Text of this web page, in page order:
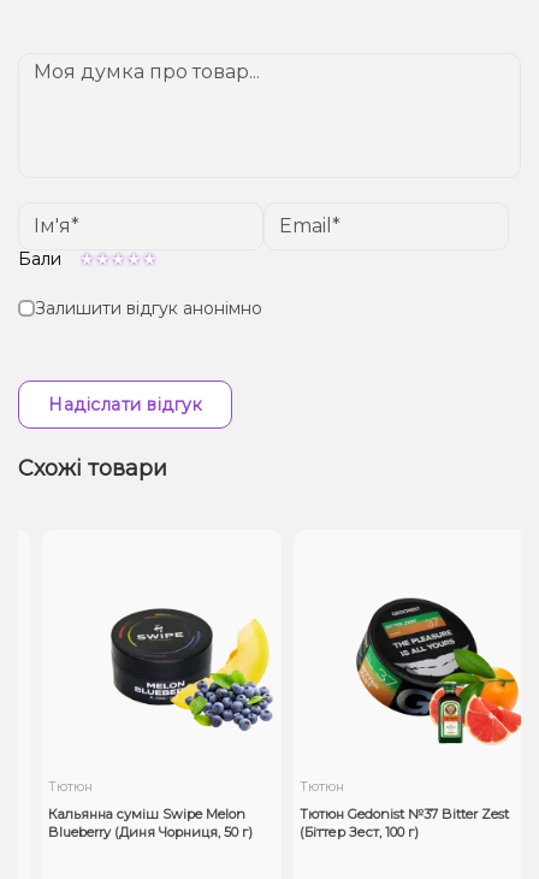
Бали
Залишити відгук анонімно
Надіслати відгук
Схожі товари
Тютюн
Кальянна суміш Swipe Melon
Blueberry (Диня Чорниця, 50 г)
Тютюн
Тютюн Gedonist №37 Bitter Zest
(Біттер Зест, 100 г)